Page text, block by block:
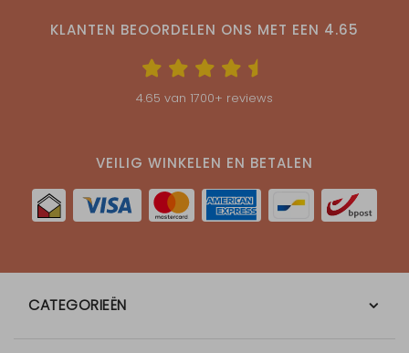
KLANTEN BEOORDELEN ONS MET EEN 4.65
4.65 van 1700+ reviews
VEILIG WINKELEN EN BETALEN
CATEGORIEËN